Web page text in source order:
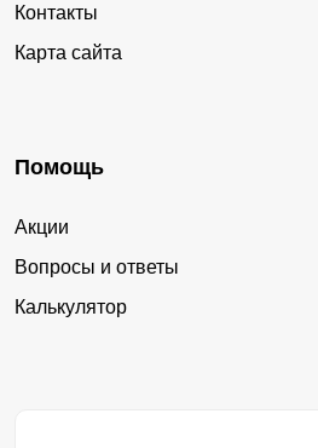
Контакты
Карта сайта
Помощь
Акции
Вопросы и ответы
Калькулятор